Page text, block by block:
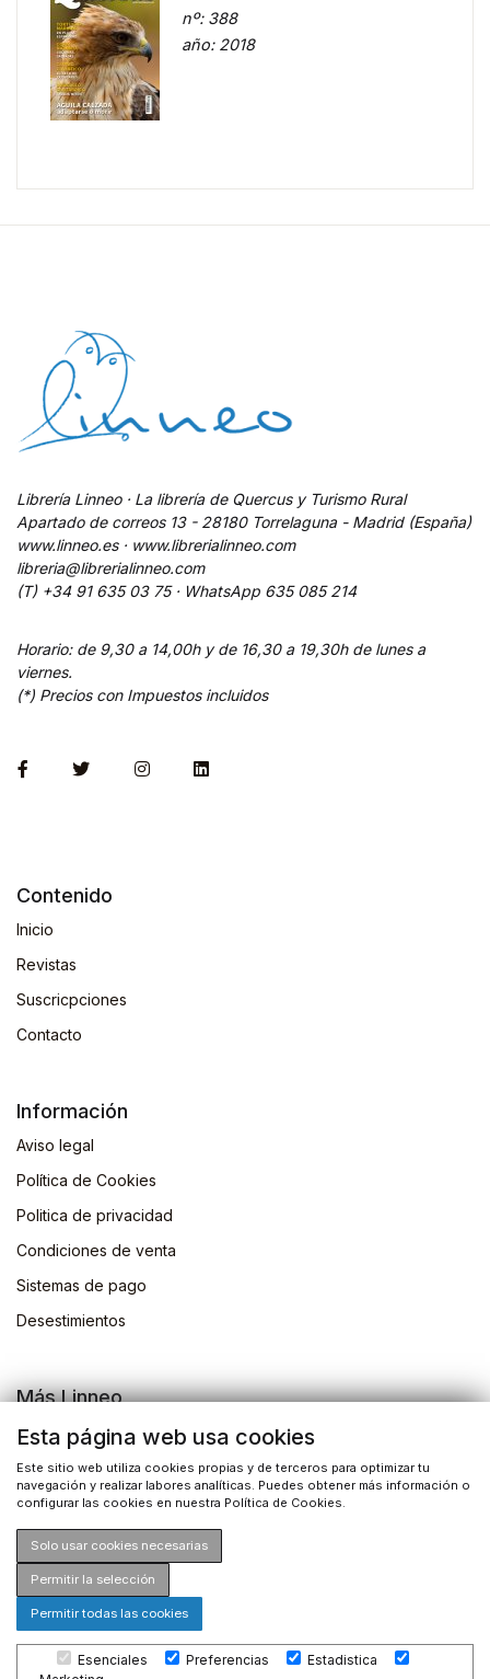
nº: 388
año: 2018
Librería Linneo · La librería de Quercus y Turismo Rural
Apartado de correos 13 - 28180 Torrelaguna - Madrid (España)
www.linneo.es · www.librerialinneo.com
libreria@librerialinneo.com
(T) +34 91 635 03 75 · WhatsApp 635 085 214
Horario: de 9,30 a 14,00h y de 16,30 a 19,30h de lunes a
viernes.
(*) Precios con Impuestos incluidos
Contenido
Inicio
Revistas
Suscricpciones
Contacto
Información
Aviso legal
Política de Cookies
Politica de privacidad
Condiciones de venta
Sistemas de pago
Desestimientos
Más Linneo
Blog
Actividades
Busqueda de libros
©2026 Drosophila Ediciones S.L. Todos los derechos
Esta página web usa cookies
Este sitio web utiliza cookies propias y de terceros para optimizar tu
navegación y realizar labores analíticas. Puedes obtener más información o
configurar las cookies en nuestra Política de Cookies.
Solo usar cookies necesarias
Permitir la selección
Permitir todas las cookies
Esenciales Preferencias
Estadistica